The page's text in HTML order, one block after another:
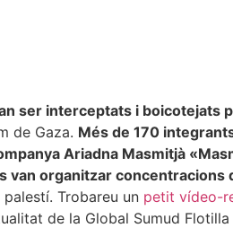
ser interceptats i boicotejats
de Gaza. Més de 170
Ariadna Masmitjà
van organitzar concentracions
Trobareu un petit vídeo-
de la Global Sumud Flotilla